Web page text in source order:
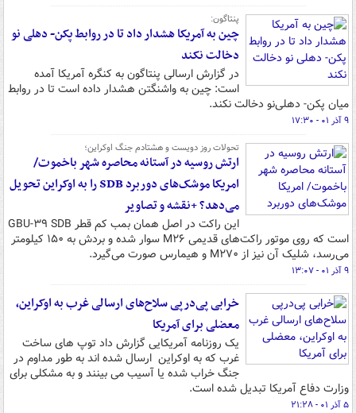
پنتاگون:
چین به آمریکا هشدار داد تا در روابط پکن- دهلی نو
دخالت نکند
در گزارش ارسالی پنتاگون به کنگره آمریکا آمده
است: چین به واشنگتن هشدار داده است تا در روابط
میان پکن- دهلی‌نو دخالت نکند.
۹ آذر ۰۱ - ۱۷:۳۰
تحولات روز دویست و هشتادم جنگ اوکراین؛
ارتش روسیه در آستانه محاصره شهر باخموت/
امریکا موشک‌های دوربرد SDB را به اوکراین تحویل
می‌دهد؟ +نقشه و تصاویر
این راکت در اصل همان بمب کم قطر GBU-۳۹ SDB
است که روی موتور راکت‌های قدیمی M۲۶ سوار شده و بردش به ۱۵۰ کیلومتر
می‌رسد، شلیک آن نیز از M۲۷۰ و هیمارس صورت می‌گیرد.
۹ آذر ۰۱ - ۱۳:۰۷
خرابی پی‌درپی سلاح‌های ارسالی غرب به اوکراین،
معضلی برای آمریکا
یک روزنامه آمریکایی گزارش داد توپ های ساخت
غرب که به اوکراین ارسال شده اند به طور مداوم در
جنگ خراب شده یا آسیب می بینند و به مشکلی برای
وزارت دفاع آمریکا تبدیل شده است.
۵ آذر ۰۱ - ۲۱:۲۸